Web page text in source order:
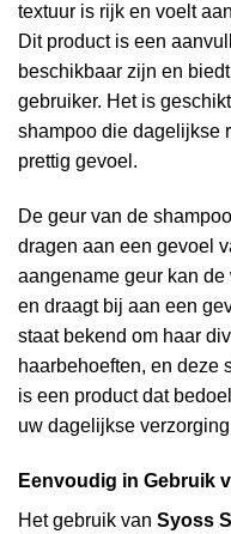
textuur is rijk en voelt
Dit product is een
beschikbaar zijn en
gebruiker. Het is
shampoo die dagelijkse
prettig gevoel.
De geur van de
dragen aan een gevoel
aangename geur kan
en draagt bij aan een
staat bekend om haar
haarbehoeften, en deze
is een product dat
uw dagelijkse
Eenvoudig in Gebruik
Het gebruik van Syoss